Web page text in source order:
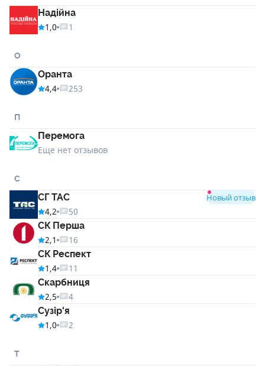
Надійна
1,0
1
О
Оранта
4,4
253
П
Перемога
Еще нет отзывов
С
СГ ТАС
4,2
50
Новый отзыв
СК Перша
2,1
16
СК Респект
1,4
11
Скарбниця
2,5
4
Сузір'я
1,0
2
Т